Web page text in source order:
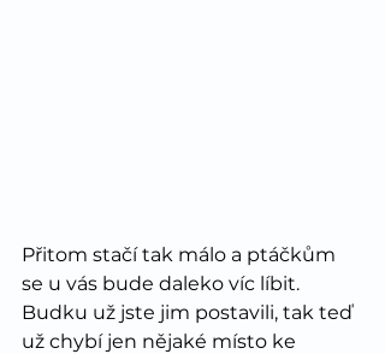
Přitom stačí tak málo a ptáčkům
se u vás bude daleko víc líbit.
Budku už jste jim postavili, tak teď
už chybí jen nějaké místo ke